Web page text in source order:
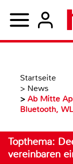
Startseite
> News
> Ab Mitte
Bluetooth,
Topthema:
vereinbaren